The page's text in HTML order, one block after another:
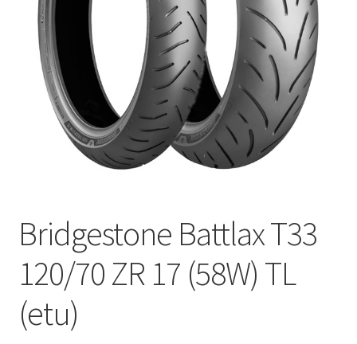
Bridgestone Battlax T33
120/70 ZR 17 (58W) TL
(etu)